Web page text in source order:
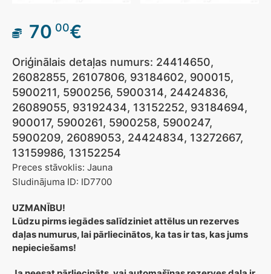
70 00€
Oriģinālais detaļas numurs: 24414650,
26082855, 26107806, 93184602, 900015,
5900211, 5900256, 5900314, 24424836,
26089055, 93192434, 13152252, 93184694,
900017, 5900261, 5900258, 5900247,
5900209, 26089053, 24424834, 13272667,
13159986, 13152254
Preces stāvoklis: Jauna
Sludinājuma ID: ID7700
UZMANĪBU!
Lūdzu pirms iegādes salīdziniet attēlus un rezerves
daļas numurus, lai pārliecinātos, ka tas ir tas, kas jums
nepieciešams!